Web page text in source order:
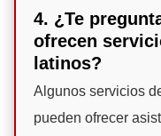
4. ¿Te
ofrecen
latinos?
Algunos servicios
pueden ofrecer